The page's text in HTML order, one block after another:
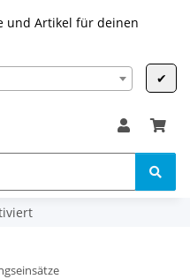
und Artikel für deinen
✔
Abs. 3 UStG)